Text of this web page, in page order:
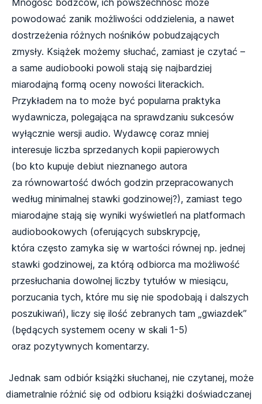
Mnogość bodźców, ich powszechność może
powodować zanik możliwości oddzielenia, a nawet
dostrzeżenia różnych nośników pobudzających
zmysły. Książek możemy słuchać, zamiast je czytać –
a same audiobooki powoli stają się najbardziej
miarodajną formą oceny nowości literackich.
Przykładem na to może być popularna praktyka
wydawnicza, polegająca na sprawdzaniu sukcesów
wyłącznie wersji audio. Wydawcę coraz mniej
interesuje liczba sprzedanych kopii papierowych
(bo kto kupuje debiut nieznanego autora
za równowartość dwóch godzin przepracowanych
według minimalnej stawki godzinowej?), zamiast tego
miarodajne stają się wyniki wyświetleń na platformach
audiobookowych (oferujących subskrypcję,
która często zamyka się w wartości równej np. jednej
stawki godzinowej, za którą odbiorca ma możliwość
przesłuchania dowolnej liczby tytułów w miesiącu,
porzucania tych, które mu się nie spodobają i dalszych
poszukiwań), liczy się ilość zebranych tam „gwiazdek”
(będących systemem oceny w skali 1-5)
oraz pozytywnych komentarzy.
Jednak sam odbiór książki słuchanej, nie czytanej, może
diametralnie różnić się od odbioru książki doświadczanej